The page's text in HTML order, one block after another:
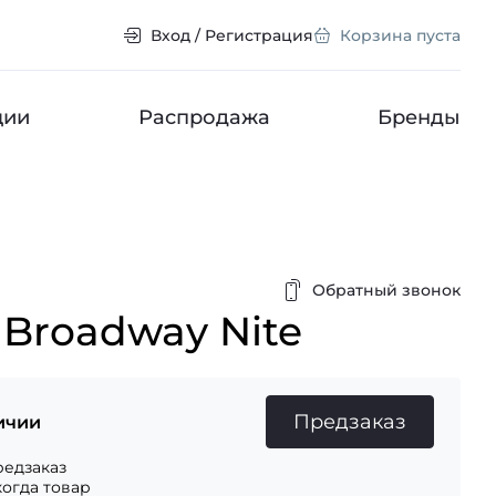
Вход / Регистрация Корзина пуста
Распродажа Бренды
Обратный звонок
Broadway Nite
товар
Предзаказ